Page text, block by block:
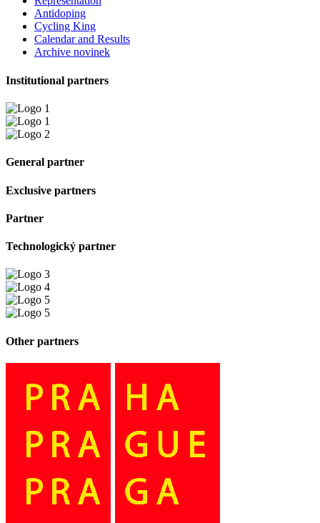
Antidoping
Cycling King
Calendar and Results
Archive novinek
Institutional partners
General partner
Exclusive partners
Partner
Technologický partner
Other partners